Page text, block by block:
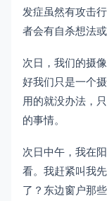
发症虽然有攻击
者会有自杀想法或
次日，我们的摄
好我们只是一个
用的就没办法，
的事情。
次日中午，我在
看。我赶紧叫我
了？东边窗户那